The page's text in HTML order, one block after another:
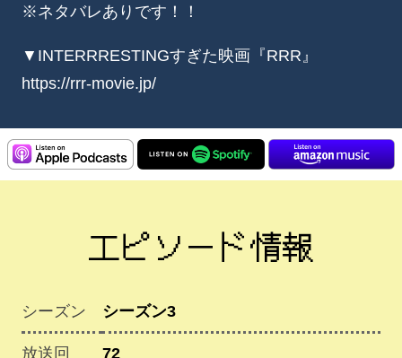
※ネタバレありです！！
▼INTERRRESTINGすぎた映画『RRR』
https://rrr-movie.jp/
エピソード情報
シーズン シーズン3
放送回 72